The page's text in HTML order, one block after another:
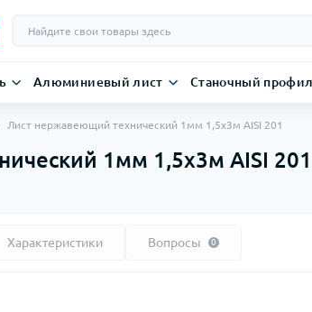
Алюминиевый лист Станочный
Лист нержавеющий технический 1мм 1,5х3м AISI 201
1мм 1,5х3м AISI 201
Характеристики Вопросы 0